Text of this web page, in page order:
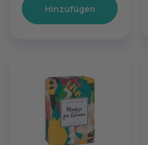
Hinzufügen